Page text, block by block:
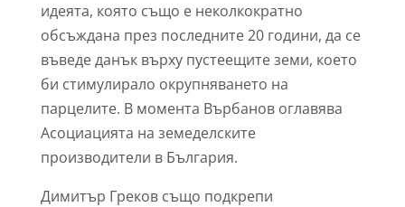
идеята, която също е неколкократно
обсъждана през последните 20 години, да се
въведе данък върху пустеещите земи, което
би стимулирало окрупняването на
парцелите. В момента Върбанов оглавява
Асоциацията на земеделските
производители в България.
Димитър Греков също подкрепи